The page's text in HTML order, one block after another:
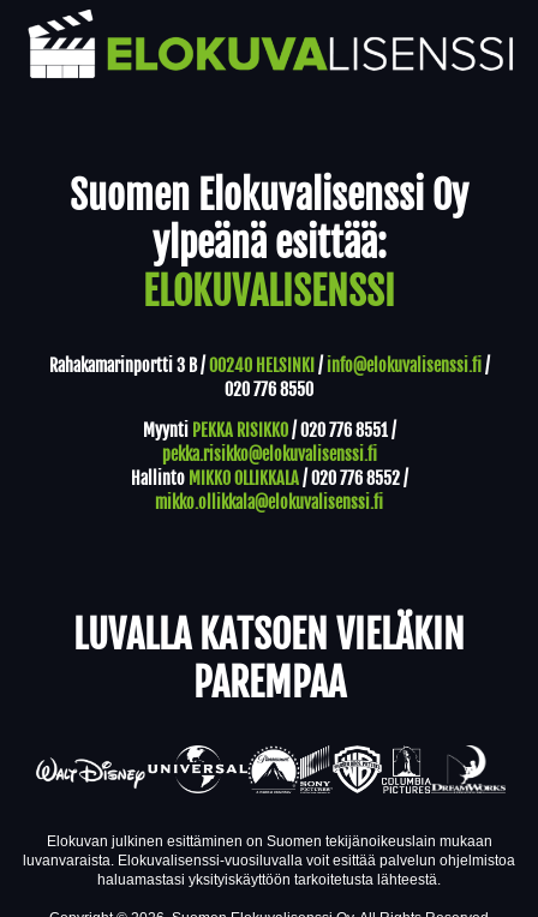
Suomen Elokuvalisenssi Oy
ylpeänä esittää:
ELOKUVALISENSSI
Rahakamarinportti 3 B /00240 HELSINKI / info@elokuvalisenssi.fi/
020 776 8550
Myynti PEKKA RISIKKO/020 776 8551/
pekka.risikko@elokuvalisenssi.fi
Hallinto MIKKO OLLIKKALA/020 776 8552/
mikko.ollikkala@elokuvalisenssi.fi
LUVALLA KATSOEN VIELÄKIN
PAREMPAA
Elokuvan julkinen esittäminen on Suomen tekijänoikeuslain mukaan
luvanvaraista. Elokuvalisenssi-vuosiluvalla voit esittää palvelun ohjelmistoa
haluamastasi yksityiskäyttöön tarkoitetusta lähteestä.